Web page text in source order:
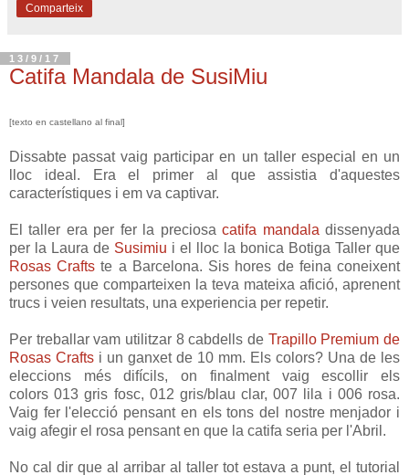
Comparteix
13/9/17
Catifa Mandala de SusiMiu
[texto en castellano al final]
Dissabte passat vaig participar en un taller especial en un
lloc ideal. Era el primer al que assistia d'aquestes
característiques i em va captivar.
El taller era per fer la preciosacatifa mandala dissenyada
per la Laura de Susimiu i el lloc la bonica Botiga Taller que
Rosas Crafts te a Barcelona. Sis hores de feina coneixent
persones que comparteixen la teva mateixa afició, aprenent
trucs i veien resultats, una experiencia per repetir.
Per treballar vam utilitzar 8 cabdells de Trapillo Premium de
Rosas Crafts i un ganxet de 10 mm. Els colors? Una de les
eleccions més difícils, on finalment vaig escollir els
colors013 gris fosc, 012 gris/blau clar, 007 lila i 006 rosa.
Vaig fer l'elecció pensant en els tons del nostre menjador i
vaig afegir el rosa pensant en que la catifa seria per l'Abril.
No cal dir que al arribar al taller tot estava a punt, el tutorial